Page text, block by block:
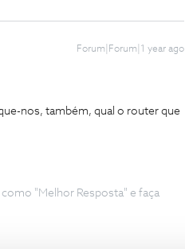
Forum|Forum|1 year ago
nos, também, qual o router que
"Melhor Resposta" e faça